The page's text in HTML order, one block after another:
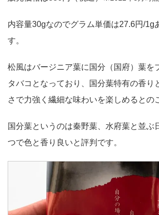
内容量30gなのでグラム単価は27.6円/1g
す。
松風はバージニア葉に国分（国府）葉を
タバコとなっており、国分葉特有の香り
さで力強く繊細な味わいを楽しめるとの
国分葉というのは秦野葉、水府葉と並ぶ
つで色と香り良いと評判です。